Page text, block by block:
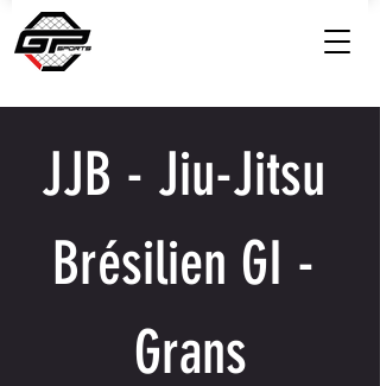
JJB - Jiu-Jitsu
Brésilien GI -
Grans